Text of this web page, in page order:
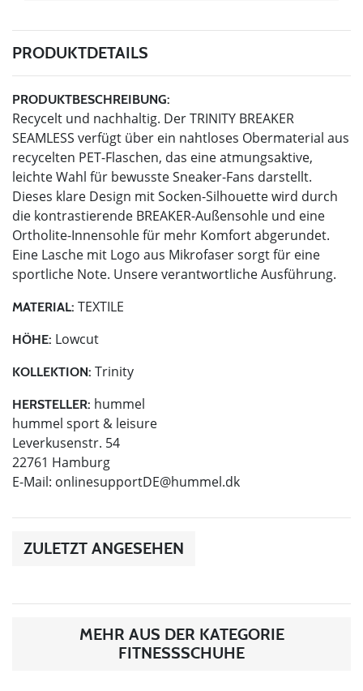
PRODUKTDETAILS
PRODUKTBESCHREIBUNG:
Recycelt und nachhaltig. Der TRINITY BREAKER
SEAMLESS verfügt über ein nahtloses Obermaterial aus
recycelten PET-Flaschen, das eine atmungsaktive,
leichte Wahl für bewusste Sneaker-Fans darstellt.
Dieses klare Design mit Socken-Silhouette wird durch
die kontrastierende BREAKER-Außensohle und eine
Ortholite-Innensohle für mehr Komfort abgerundet.
Eine Lasche mit Logo aus Mikrofaser sorgt für eine
sportliche Note. Unsere verantwortliche Ausführung.
MATERIAL: TEXTILE
HÖHE: Lowcut
KOLLEKTION: Trinity
HERSTELLER: hummel
hummel sport & leisure
Leverkusenstr. 54
22761 Hamburg
E-Mail: onlinesupportDE@hummel.dk
ZULETZT ANGESEHEN
MEHR AUS DER KATEGORIE
FITNESSSCHUHE